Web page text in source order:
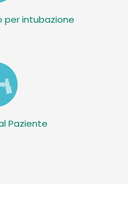
per intubazione
Paziente